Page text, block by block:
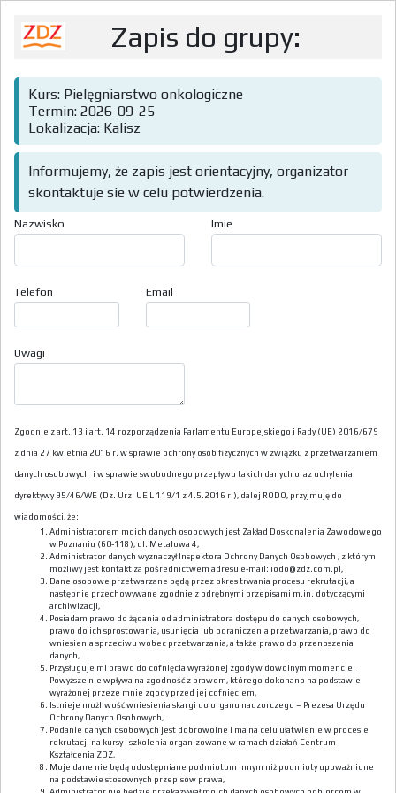
Zapis do grupy:
Kurs: Pielęgniarstwo onkologiczne
Termin: 2026-09-25
Lokalizacja: Kalisz
Informujemy, że zapis jest orientacyjny, organizator
skontaktuje sie w celu potwierdzenia.
Nazwisko Imie
Telefon Email
Uwagi
Zgodnie z art. 13 i art. 14 rozporządzenia Parlamentu Europejskiego i Rady (UE) 2016/679
z dnia 27 kwietnia 2016 r. w sprawie ochrony osób fizycznych w związku z przetwarzaniem
danych osobowych i w sprawie swobodnego przepływu takich danych oraz uchylenia
dyrektywy 95/46/WE (Dz. Urz. UE L 119/1 z 4.5.2016 r.), dalej RODO, przyjmuję do
wiadomości, że:
Administratorem moich danych osobowych jest Zakład Doskonalenia Zawodowego
w Poznaniu (60-118), ul. Metalowa 4,
Administrator danych wyznaczył Inspektora Ochrony Danych Osobowych , z którym
możliwy jest kontakt za pośrednictwem adresu e-mail: iodo@zdz.com.pl,
Dane osobowe przetwarzane będą przez okres trwania procesu rekrutacji, a
następnie przechowywane zgodnie z odrębnymi przepisami m.in. dotyczącymi
archiwizacji,
Posiadam prawo do żądania od administratora dostępu do danych osobowych,
prawo do ich sprostowania, usunięcia lub ograniczenia przetwarzania, prawo do
wniesienia sprzeciwu wobec przetwarzania, a także prawo do przenoszenia
danych,
Przysługuje mi prawo do cofnięcia wyrażonej zgody w dowolnym momencie.
Powyższe nie wpływa na zgodność z prawem, którego dokonano na podstawie
wyrażonej przeze mnie zgody przed jej cofnięciem,
Istnieje możliwość wniesienia skargi do organu nadzorczego – Prezesa Urzędu
Ochrony Danych Osobowych,
Podanie danych osobowych jest dobrowolne i ma na celu ułatwienie w procesie
rekrutacji na kursy i szkolenia organizowane w ramach działań Centrum
Kształcenia ZDZ,
Moje dane nie będą udostępniane podmiotom innym niż podmioty upoważnione
na podstawie stosownych przepisów prawa,